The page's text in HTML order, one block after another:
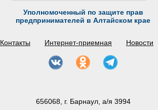
Уполномоченный по защите прав
предпринимателей в Алтайском крае
Контакты Интернет-приемная Новости
656068, г. Барнаул, а/я 3994